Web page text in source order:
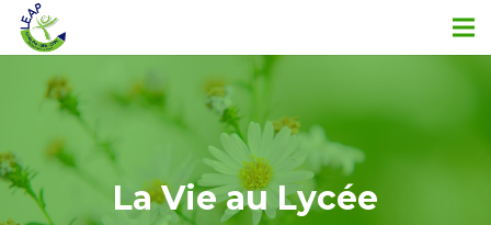
La Vie au Lycée